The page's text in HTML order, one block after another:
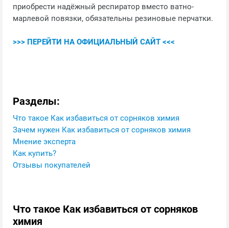
приобрести надёжный респиратор вместо ватно-
марлевой повязки, обязательны резиновые перчатки.
>>> ПЕРЕЙТИ НА ОФИЦИАЛЬНЫЙ САЙТ <<<
Разделы:
Что такое Как избавиться от сорняков химия
Зачем нужен Как избавиться от сорняков химия
Мнение эксперта
Как купить?
Отзывы покупателей
Что такое Как избавиться от сорняков
химия